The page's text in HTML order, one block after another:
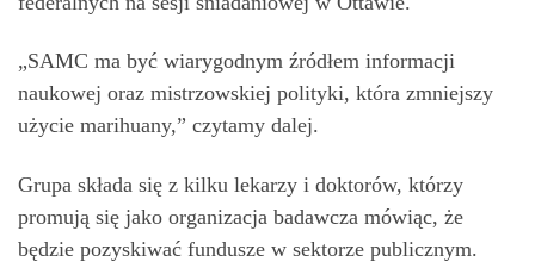
„SAMC ma być wiarygodnym źródłem informacji
naukowej oraz mistrzowskiej polityki, która zmniejszy
użycie marihuany,” czytamy dalej.
Grupa składa się z kilku lekarzy i doktorów, którzy
promują się jako organizacja badawcza mówiąc, że
będzie pozyskiwać fundusze w sektorze publicznym.